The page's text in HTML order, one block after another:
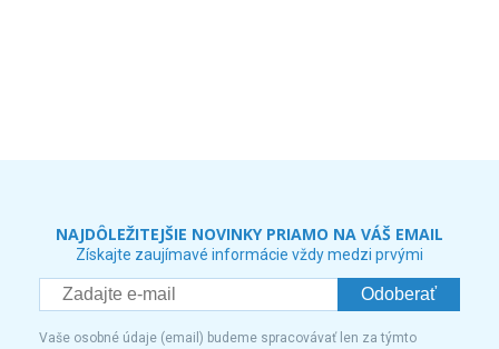
NAJDÔLEŽITEJŠIE NOVINKY PRIAMO NA VÁŠ EMAIL
Získajte zaujímavé informácie vždy medzi prvými
Odoberať
Vaše osobné údaje (email) budeme spracovávať len za týmto